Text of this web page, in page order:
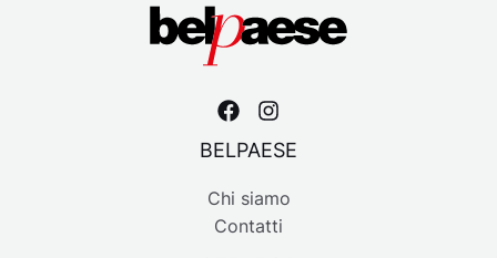
BELPAESE
Chi siamo
Contatti